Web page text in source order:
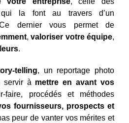
la font au travers d’un
dernier vous permet de
, valoriser votre équipe,
.
telling, un reportage photo
servir à mettre en avant vos
faire, procédés et méthodes
fournisseurs, prospects et
peur de vanter vos mérites et